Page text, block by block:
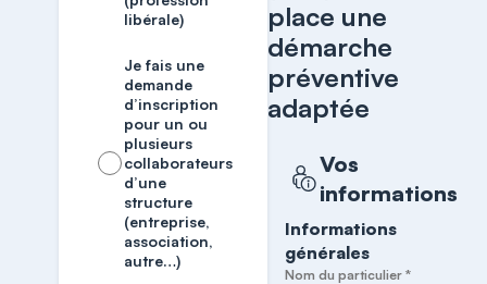
libérale)
Je fais une
demande
d’inscription
pour un ou
plusieurs
collaborateurs
d’une
structure
(entreprise,
association,
autre…)
place une
démarche
préventive
adaptée
Vos
informations
Informations
générales
Nom du particulier *